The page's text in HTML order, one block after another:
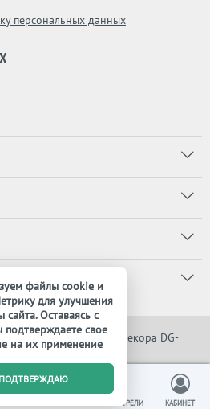
персональных данных
мебели, света и декора DG-
защищены
0
ВЫ СМОТРЕЛИ КАБИНЕТ
файлы cookie и
для улучшения
сайта. Оставаясь с
подтверждаете свое
на их применение
ПОДТВЕРЖДАЮ